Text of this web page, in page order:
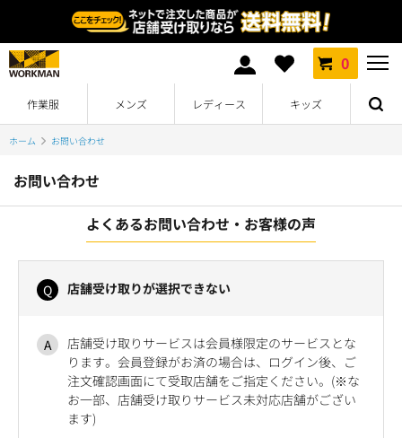
0
作業服 メンズ レディース キッズ
ホーム お問い合わせ
お問い合わせ
よくあるお問い合わせ・お客様の声
店舗受け取りが選択できない
店舗受け取りサービスは会員様限定のサービスとな
ります。会員登録がお済の場合は、ログイン後、ご
注文確認画面にて受取店舗をご指定ください。(※な
お一部、店舗受け取りサービス未対応店舗がござい
ます)